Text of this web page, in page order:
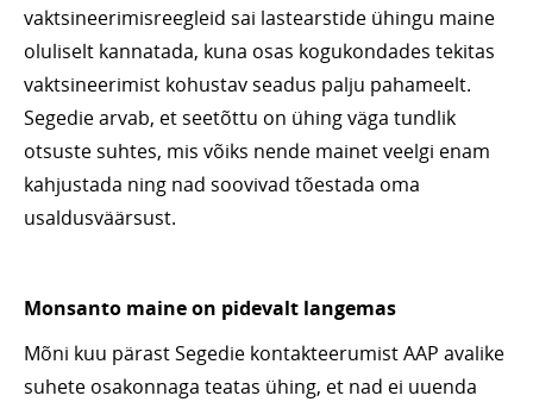
vaktsineerimisreegleid sai lastearstide ühingu maine
oluliselt kannatada, kuna osas kogukondades tekitas
vaktsineerimist kohustav seadus palju pahameelt.
Segedie arvab, et seetõttu on ühing väga tundlik
otsuste suhtes, mis võiks nende mainet veelgi enam
kahjustada ning nad soovivad tõestada oma
usaldusväärsust.
Monsanto maine on pidevalt langemas
Mõni kuu pärast Segedie kontakteerumist AAP avalike
suhete osakonnaga teatas ühing, et nad ei uuenda